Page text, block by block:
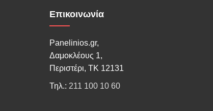
Επικοινωνία
Panelinios.gr,
Δαμοκλέους 1,
Περιστέρι, ΤΚ 12131
Τηλ.: 211 100 10 60